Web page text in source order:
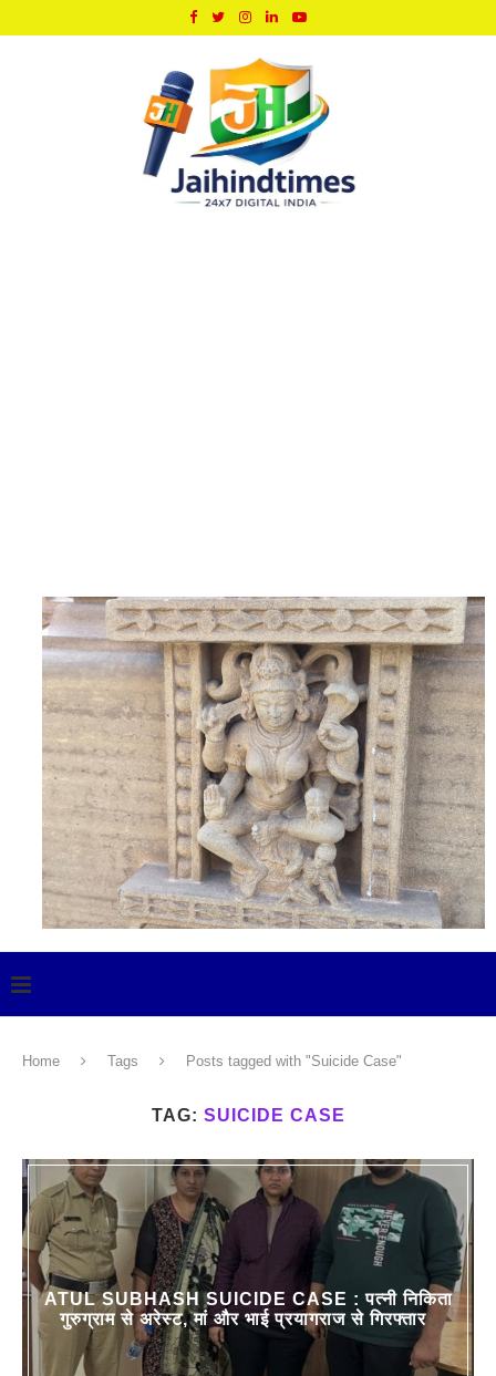
Home Tags Posts tagged with "Suicide Case"
TAG: SUICIDE CASE
ATUL SUBHASH SUICIDE CASE : पत्नी निकिता
गुरुग्राम से अरेस्ट, मां और भाई प्रयागराज से गिरफ्तार